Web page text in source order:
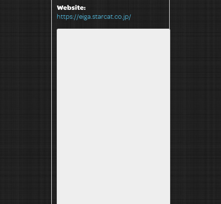
Website:
https://eiga.starcat.co.jp/